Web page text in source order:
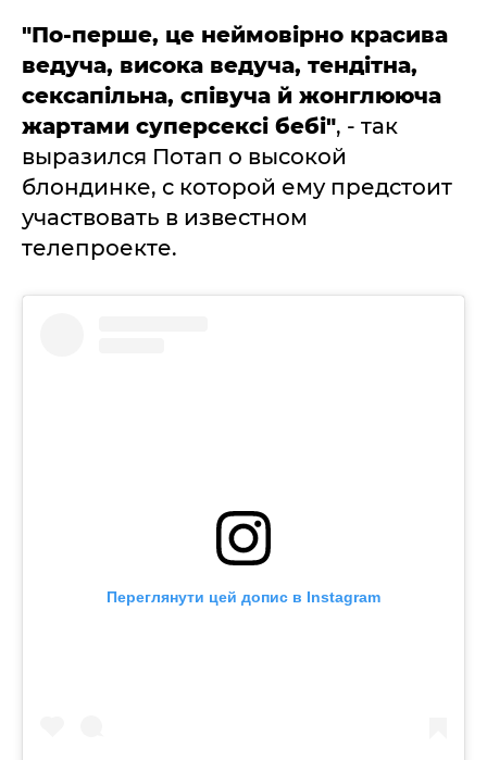
"По-перше, це неймовірно красива
ведуча, висока ведуча, тендітна,
сексапільна, співуча й жонглююча
жартами суперсексі бебі", - так
выразился Потап о высокой
блондинке, с которой ему предстоит
участвовать в известном
телепроекте.
Переглянути цей допис в Instagram